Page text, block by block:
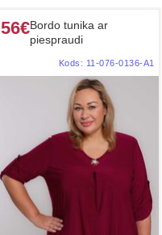
56€Bordo tunika ar
piespraudi
Kods: 11-076-0136-A1